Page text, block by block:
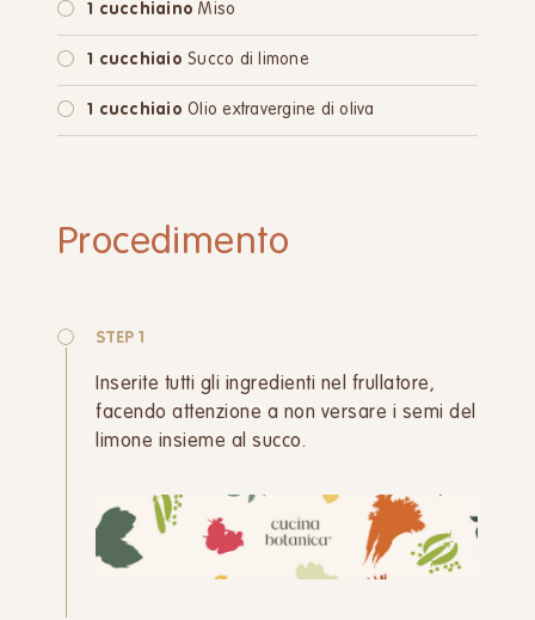
1 cucchiaino Miso
1 cucchiaio Succo di limone
1 cucchiaio Olio extravergine di oliva
Procedimento
STEP 1
Inserite tutti gli ingredienti nel frullatore,
facendo attenzione a non versare i semi del
limone insieme al succo.